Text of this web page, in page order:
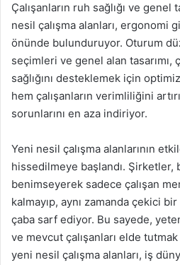
Çalışanların ruh sağlığı ve
nesil çalışma alanları, ergonomi
önünde bulunduruyor. Oturum
seçimleri ve genel alan tasarımı,
sağlığını desteklemek için
hem çalışanların verimliliğini
sorunlarını en aza indiriyor.
Yeni nesil çalışma alanlarının
hissedilmeye başlandı. Şirketler,
benimseyerek sadece çalışan
kalmayıp, aynı zamanda çekici
çaba sarf ediyor. Bu sayede,
ve mevcut çalışanları elde
yeni nesil çalışma alanları, iş